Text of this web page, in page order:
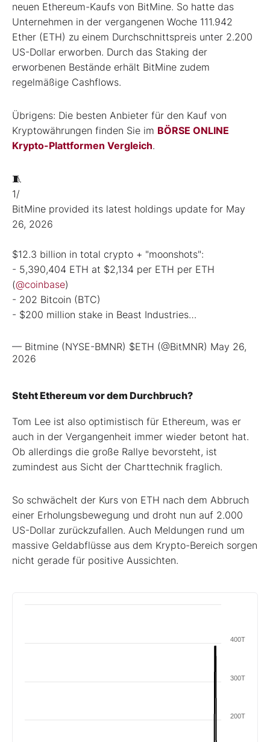
neuen Ethereum-Kaufs von BitMine. So hatte das
Unternehmen in der vergangenen Woche 111.942
Ether (ETH) zu einem Durchschnittspreis unter 2.200
US-Dollar erworben. Durch das Staking der
erworbenen Bestände erhält BitMine zudem
regelmäßige Cashflows.
Übrigens: Die besten Anbieter für den Kauf von
Kryptowährungen finden Sie im BÖRSE ONLINE
Krypto-Plattformen Vergleich.
🧵
1/
BitMine provided its latest holdings update for May
26, 2026
$12.3 billion in total crypto + "moonshots":
- 5,390,404 ETH at $2,134 per ETH per ETH
(@coinbase)
- 202 Bitcoin (BTC)
- $200 million stake in Beast Industries…
— Bitmine (NYSE-BMNR) $ETH (@BitMNR) May 26,
2026
Steht Ethereum vor dem Durchbruch?
Tom Lee ist also optimistisch für Ethereum, was er
auch in der Vergangenheit immer wieder betont hat.
Ob allerdings die große Rallye bevorsteht, ist
zumindest aus Sicht der Charttechnik fraglich.
So schwächelt der Kurs von ETH nach dem Abbruch
einer Erholungsbewegung und droht nun auf 2.000
US-Dollar zurückzufallen. Auch Meldungen rund um
massive Geldabflüsse aus dem Krypto-Bereich sorgen
nicht gerade für positive Aussichten.
200T
300T
400T